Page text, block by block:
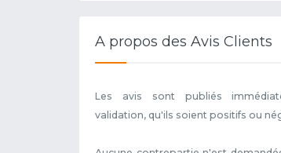
A propos des Avis Clients
Les avis sont publiés
validation, qu'ils soient positifs ou